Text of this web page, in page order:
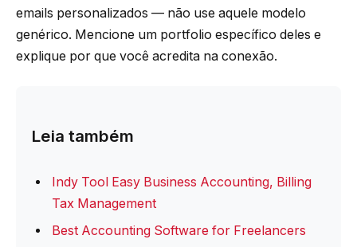
emails personalizados — não use aquele modelo
genérico. Mencione um portfolio específico deles e
explique por que você acredita na conexão.
Leia também
Indy Tool Easy Business Accounting, Billing
Tax Management
Best Accounting Software for Freelancers